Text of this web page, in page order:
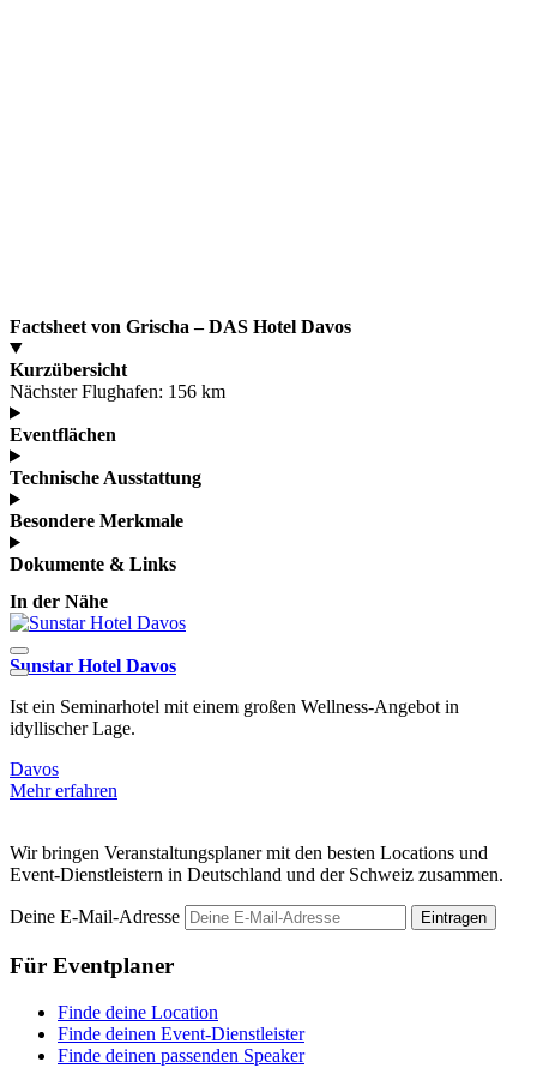
Factsheet von Grischa – DAS Hotel Davos
Kurzübersicht
Nächster Flughafen: 156 km
Eventflächen
Technische Ausstattung
Besondere Merkmale
Dokumente & Links
In der Nähe
Sunstar Hotel Davos
Ist ein Seminarhotel mit einem großen Wellness-Angebot in
idyllischer Lage.
Davos
Mehr erfahren
Wir bringen Veranstaltungsplaner mit den besten Locations und
Event-Dienstleistern in Deutschland und der Schweiz zusammen.
Deine E-Mail-Adresse Eintragen
Für Eventplaner
Finde deine Location
Finde deinen Event-Dienstleister
Finde deinen passenden Speaker